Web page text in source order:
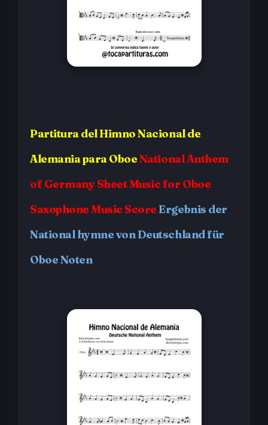
Partituradel Himno Nacional de
Alemaniapara OboeNational Anthem
of GermanySheet Music for Oboe
Saxophone Music ScoreErgebnis der
National hymne von Deutschland für
Oboe Noten